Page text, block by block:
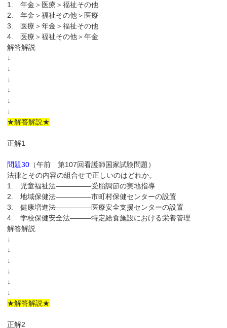
1. 年金＞医療＞福祉その他
2. 年金＞福祉その他＞医療
3. 医療＞年金＞福祉その他
4. 医療＞福祉その他＞年金
解答解説
↓
↓
↓
↓
↓
↓
★解答解説★
正解1
問題30 （午前 第107回看護師国家試験問題）
法律とその内容の組合せで正しいのはどれか。
1. 児童福祉法―――――受胎調節の実地指導
2. 地域保健法―――――市町村保健センターの設置
3. 健康増進法―――――医療安全支援センターの設置
4. 学校保健安全法―――特定給食施設における栄養管理
解答解説
↓
↓
↓
↓
↓
↓
★解答解説★
正解2